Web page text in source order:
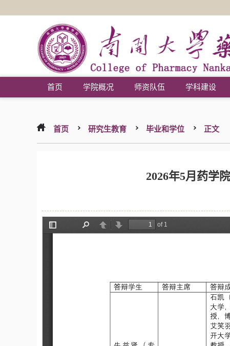
首页 学院概况 师资队伍 学科建设
首页 研究生教育 毕业和学位 正文
2026年5月药学